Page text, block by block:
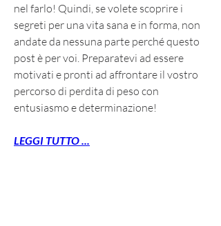
nel farlo! Quindi, se volete scoprire i
segreti per una vita sana e in forma, non
andate da nessuna parte perché questo
post è per voi. Preparatevi ad essere
motivati e pronti ad affrontare il vostro
percorso di perdita di peso con
entusiasmo e determinazione!
LEGGI TUTTO ...